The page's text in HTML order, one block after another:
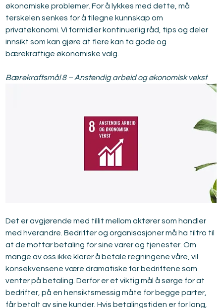
økonomiske problemer. For å lykkes med dette, må
terskelen senkes for å tilegne kunnskap om
privatøkonomi. Vi formidler kontinuerlig råd, tips og deler
innsikt som kan gjøre at flere kan ta gode og
bærekraftige økonomiske valg.
Bærekraftsmål 8 – Anstendig arbeid og økonomisk vekst
Det er avgjørende med tillit mellom aktører som handler
med hverandre. Bedrifter og organisasjoner må ha tiltro til
at de mottar betaling for sine varer og tjenester. Om
mange av oss ikke klarer å betale regningene våre, vil
konsekvensene være dramatiske for bedriftene som
venter på betaling. Derfor er et viktig mål å sørge for at
bedrifter, på en hensiktsmessig måte for begge parter,
får betalt av sine kunder. Hvis betalingstiden er for lang,